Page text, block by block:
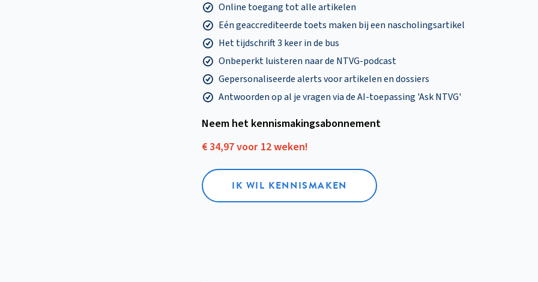
Online toegang tot alle artikelen
Eén geaccrediteerde toets maken bij een nascholingsartikel
Het tijdschrift 3 keer in de bus
Onbeperkt luisteren naar de NTVG-podcast
Gepersonaliseerde alerts voor artikelen en dossiers
Antwoorden op al je vragen via de AI-toepassing 'Ask NTVG'
Neem het kennismakings­abonnement
€ 34,97 voor 12 weken!
IK WIL KENNISMAKEN